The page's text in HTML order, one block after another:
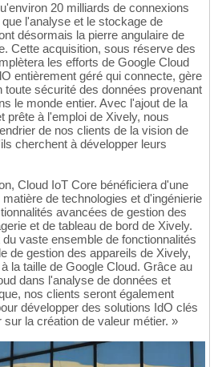
20 milliards de connexions
l'analyse et le stockage de
désormais la pierre angulaire de
Cette acquisition, sous réserve des
les efforts de Google Cloud
entièrement géré qui connecte, gère
toute sécurité des données provenant
le monde entier. Avec l'ajout de la
prête à l'emploi de Xively, nous
de nos clients de la vision de
cherchent à développer leurs
Cloud IoT Core bénéficiera d'une
de technologies et d'ingénierie
avancées de gestion des
et de tableau de bord de Xively.
vaste ensemble de fonctionnalités
de gestion des appareils de Xively,
la taille de Google Cloud. Grâce au
dans l'analyse de données et
nos clients seront également
développer des solutions IdO clés
la création de valeur métier. »